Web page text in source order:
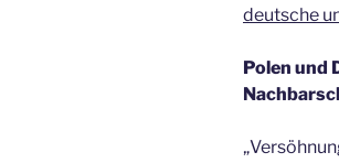
deutsche
Polen und